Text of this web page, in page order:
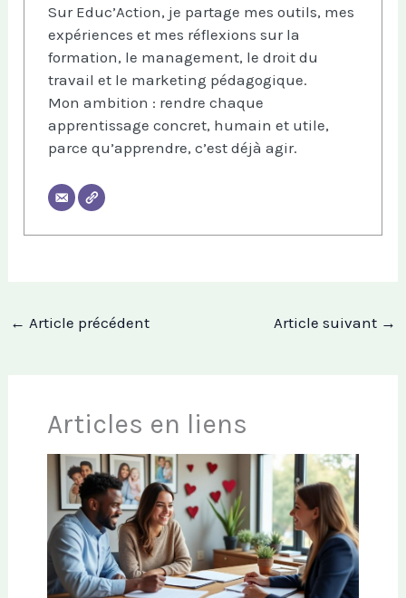
Sur Educ’Action, je partage mes outils, mes
expériences et mes réflexions sur la
formation, le management, le droit du
travail et le marketing pédagogique.
Mon ambition : rendre chaque
apprentissage concret, humain et utile,
parce qu’apprendre, c’est déjà agir.
← Article précédent Article suivant →
Articles en liens